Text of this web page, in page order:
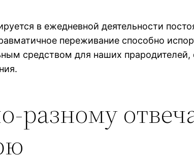
в ежедневной деятельности
переживание способно
средством для наших прародителей,
разному